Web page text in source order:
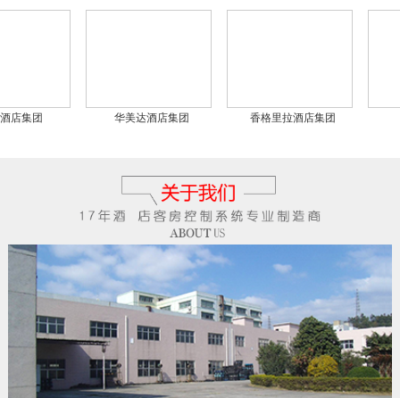
集团 华美达酒店集团 香格里拉酒店集团